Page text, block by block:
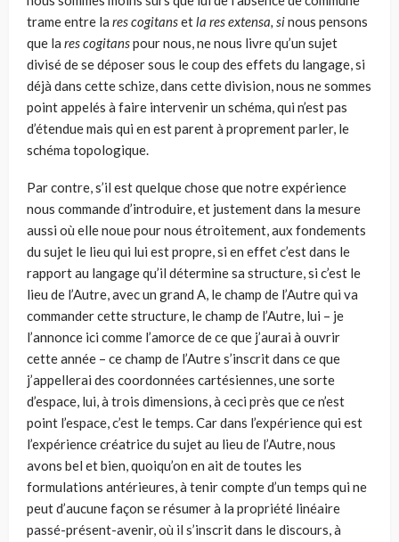
trame entre la res cogitansetla res extensa, sinous pensons
que la res cogitanspour nous, ne nous livre qu’un sujet
divisé de se déposer sous le coup des effets du langage, si
déjà dans cette schize, dans cette division, nous ne sommes
point appelés à faire intervenir un schéma, qui n’est pas
d’étendue mais qui en est parent à propre­ment parler, le
schéma topologique.
Par contre, s’il est quelque chose que notre expérience
nous commande d’in­troduire, et justement dans la mesure
aussi où elle noue pour nous étroitement, aux fondements
du sujet le lieu qui lui est propre, si en effet c’est dans le
rap­port au langage qu’il détermine sa structure, si c’est le
lieu de l’Autre, avec un grand A, le champ de l’Autre qui va
commander cette structure, le champ de l’Autre, lui – je
l’annonce ici comme l’amorce de ce que j’aurai à ouvrir
cette année – ce champ de l’Autre s’inscrit dans ce que
j’appellerai des coordonnées cartésiennes, une sorte
d’espace, lui, à trois dimensions, à ceci près que ce n’est
point l’espace, c’est le temps. Car dans l’expérience qui est
l’expérience créatri­ce du sujet au lieu de l’Autre, nous
avons bel et bien, quoiqu’on en ait de toutes les
formulations antérieures, à tenir compte d’un temps qui ne
peut d’aucune façon se résumer à la propriété linéaire
passé-présent-avenir, où il s’inscrit dans le discours, à